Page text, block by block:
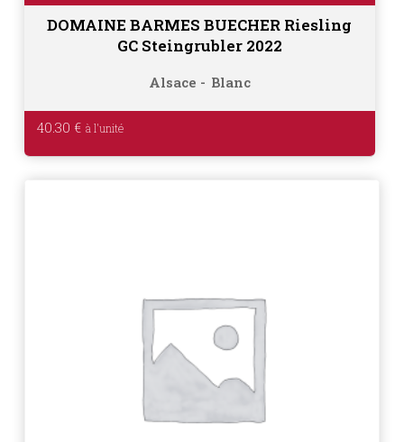
DOMAINE BARMES BUECHER Riesling
GC Steingrubler 2022
Alsace Blanc
40.30 €